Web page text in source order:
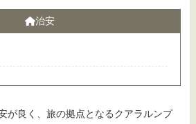
治安
が良く、旅の拠点となるクアラルンプ